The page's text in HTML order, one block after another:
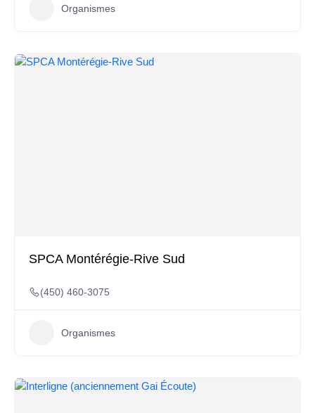
Organismes
SPCA Montérégie-Rive Sud
(450) 460-3075
Organismes